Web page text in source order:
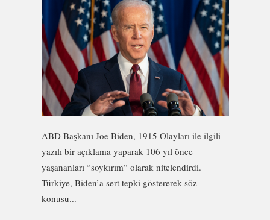
ABD Başkanı Joe Biden, 1915 Olayları ile ilgili
yazılı bir açıklama yaparak 106 yıl önce
yaşananları “soykırım” olarak nitelendirdi.
Türkiye, Biden’a sert tepki göstererek söz
konusu...